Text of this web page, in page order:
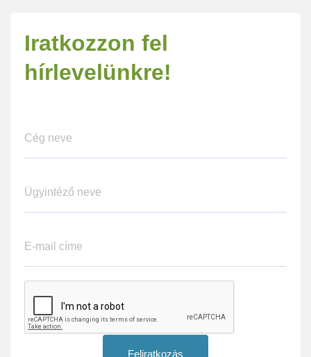
Iratkozzon fel
hírlevelünkre!
Feliratkozás